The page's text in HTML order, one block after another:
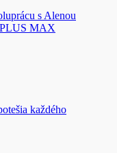
s Alenou
MAX